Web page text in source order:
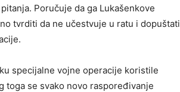
Poručuje da ga Lukašenkove
tvrditi da ne učestvuje u ratu i dopuštati
specijalne vojne operacije koristile
toga se svako novo raspoređivanje